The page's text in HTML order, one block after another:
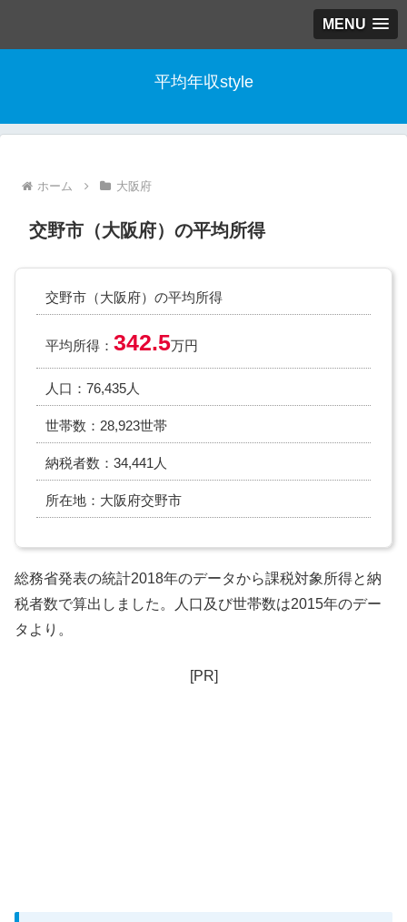
MENU
平均年収style
ホーム 大阪府
交野市（大阪府）の平均所得
交野市（大阪府）の平均所得
平均所得： 342.5万円
人口：76,435人
世帯数：28,923世帯
納税者数：34,441人
所在地：大阪府交野市
総務省発表の統計2018年のデータから課税対象所得と納
税者数で算出しました。人口及び世帯数は2015年のデー
タより。
[PR]